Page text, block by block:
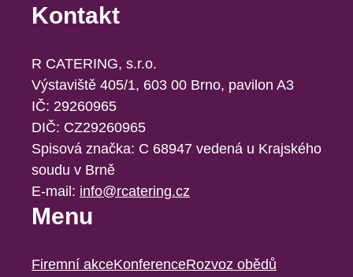
Kontakt
R CATERING, s.r.o.
Výstaviště 405/1, 603 00 Brno, pavilon A3
IČ: 29260965
DIČ: CZ29260965
Spisová značka: C 68947 vedená u Krajského
soudu v Brně
E-mail: info@rcatering.cz
Menu
Firemní akceKonferenceRozvoz obědů